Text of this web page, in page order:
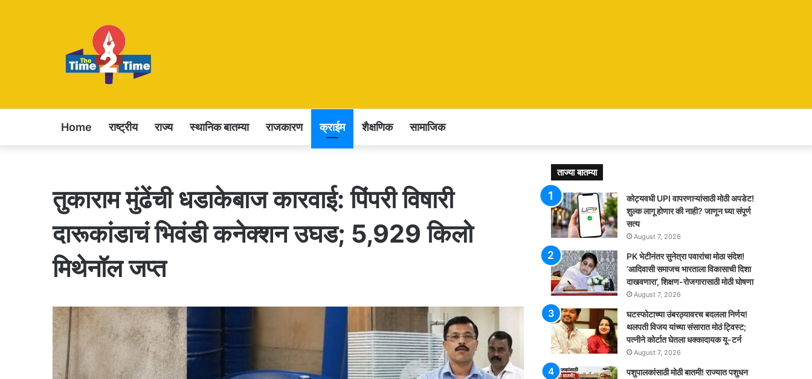
Home राष्ट्रीय राज्य स्थानिक बातम्या राजकारण क्राईम शैक्षणिक सामाजिक
तुकाराम मुंढेंची धडाकेबाज कारवाई: पिंपरी विषारी
दारूकांडाचं भिवंडी कनेक्शन उघड; 5,929 किलो
मिथेनॉल जप्त
ताज्या बातम्या
कोट्यवधी UPI वापरणाऱ्यांसाठी मोठी अपडेट!
शुल्क लागू होणार की नाही? जाणून घ्या संपूर्ण
सत्य
August 7, 2026
PK भेटीनंतर सुनेत्रा पवारांचा मोठा संदेश!
‘आदिवासी समाजच भारताला विकासाची दिशा
दाखवणारा’, शिक्षण-रोजगारासाठी मोठी घोषणा
August 7, 2026
घटस्फोटाच्या उंबरठ्यावरच बदलला निर्णय!
थलपती विजय यांच्या संसारात मोठं ट्विस्ट;
पत्नीने कोर्टात घेतला धक्कादायक यू-टर्न
August 7, 2026
पशुपालकांसाठी मोठी बातमी! राज्यात पशुधन